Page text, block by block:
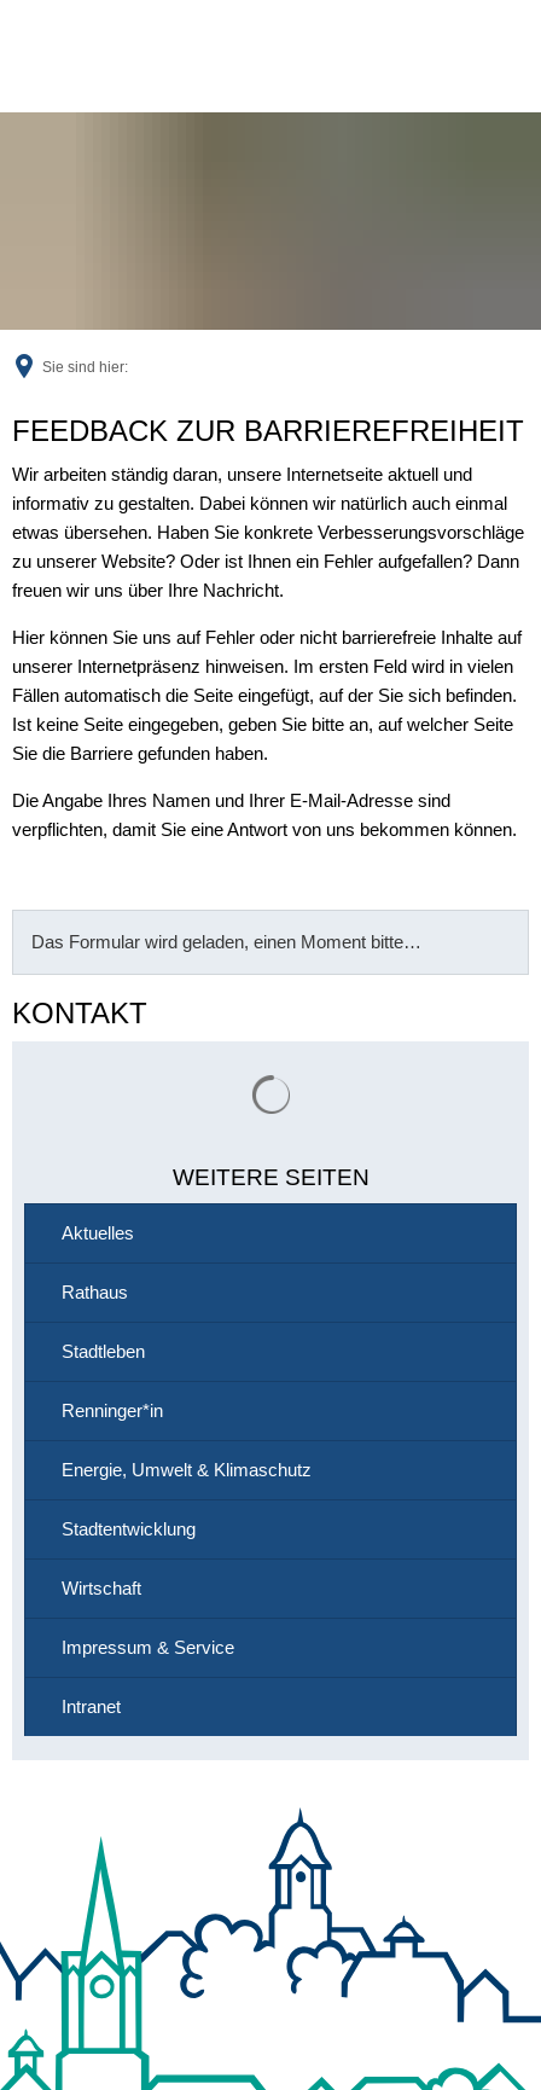
Sie sind hier:
Feedback
FEEDBACK ZUR BARRIEREFREIHEIT
Wir arbeiten ständig daran, unsere Internetseite aktuell und
informativ zu gestalten. Dabei können wir natürlich auch einmal
etwas übersehen. Haben Sie konkrete Verbesserungsvorschläge
zu unserer Website? Oder ist Ihnen ein Fehler aufgefallen? Dann
freuen wir uns über Ihre Nachricht.
Hier können Sie uns auf Fehler oder nicht barrierefreie Inhalte auf
unserer Internetpräsenz hinweisen. Im ersten Feld wird in vielen
Fällen automatisch die Seite eingefügt, auf der Sie sich befinden.
Ist keine Seite eingegeben, geben Sie bitte an, auf welcher Seite
Sie die Barriere gefunden haben.
Die Angabe Ihres Namen und Ihrer E-Mail-Adresse sind
verpflichten, damit Sie eine Antwort von uns bekommen können.
Das Formular wird geladen, einen Moment bitte…
KONTAKT
WEITERE SEITEN
Aktuelles
Rathaus
Stadtleben
Renninger*in
Energie, Umwelt & Klimaschutz
Stadtentwicklung
Wirtschaft
Impressum & Service
Intranet